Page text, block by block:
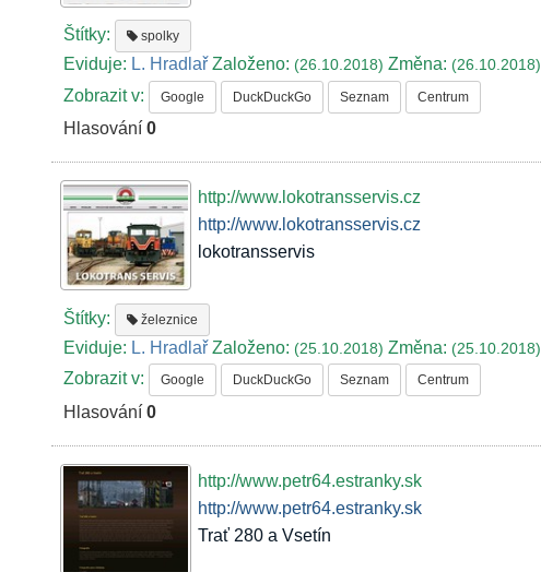
Štítky: spolky
Eviduje: L. Hradlař Založeno:(26.10.2018)Změna:(26.10.2018)
Zobrazit v: Google DuckDuckGo Seznam Centrum
Hlasování0
http://www.lokotransservis.cz
http://www.lokotransservis.cz
lokotransservis
Štítky: železnice
Eviduje: L. Hradlař Založeno:(25.10.2018)Změna:(25.10.2018)
Zobrazit v: Google DuckDuckGo Seznam Centrum
Hlasování0
http://www.petr64.estranky.sk
http://www.petr64.estranky.sk
Trať 280 a Vsetín